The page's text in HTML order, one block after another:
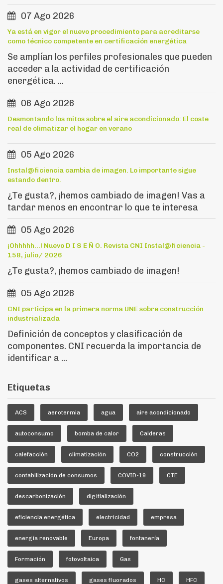
07 Ago 2026
Ya está en vigor el nuevo procedimiento para acreditarse
como técnico competente en certificación energética
Se amplían los perfiles profesionales que pueden
acceder a la actividad de certificación
energética. ...
06 Ago 2026
Desmontando los mitos sobre el aire acondicionado: El coste
real de climatizar el hogar en verano
05 Ago 2026
Instal@ficiencia cambia de imagen. Lo importante sigue
estando dentro.
¿Te gusta?, ¡hemos cambiado de imagen! Vas a
tardar menos en encontrar lo que te interesa
05 Ago 2026
¡Ohhhhh...! Nuevo D I S E Ñ O. Revista CNI Instal@ficiencia -
158, julio/ 2026
¿Te gusta?, ¡hemos cambiado de imagen!
05 Ago 2026
CNI participa en la primera norma UNE sobre construcción
industrializada
Definición de conceptos y clasificación de
componentes. CNI recuerda la importancia de
identificar a ...
Etiquetas
ACS aerotermia agua aire acondicionado
autoconsumo bomba de calor Calderas
calefacción climatización CO2 construcción
contabilización de consumos COVID-19 CTE
descarbonización digitlalización
eficiencia energética electricidad empresa
energía renovable Europa fontanería
Formación fotovoltaica Gas
gases alternativos gases fluorados HC HFC